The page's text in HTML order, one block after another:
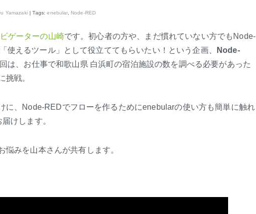
Yamazaki| Tags:enebular, Node-RED
ゲーターの山崎です。初心者の方や、まだ慣れていない方でもNode-
使えるツール」として役立ててもらいたい！という企画、
Node-
回は、お仕事で和歌山県 白浜町の宿泊施設の数を調べる必要があった
挑戦。
に、Node-REDでフローを作るためにenebularの使い方も簡単に触れ
けします。
悩みを山本さんが共有します。